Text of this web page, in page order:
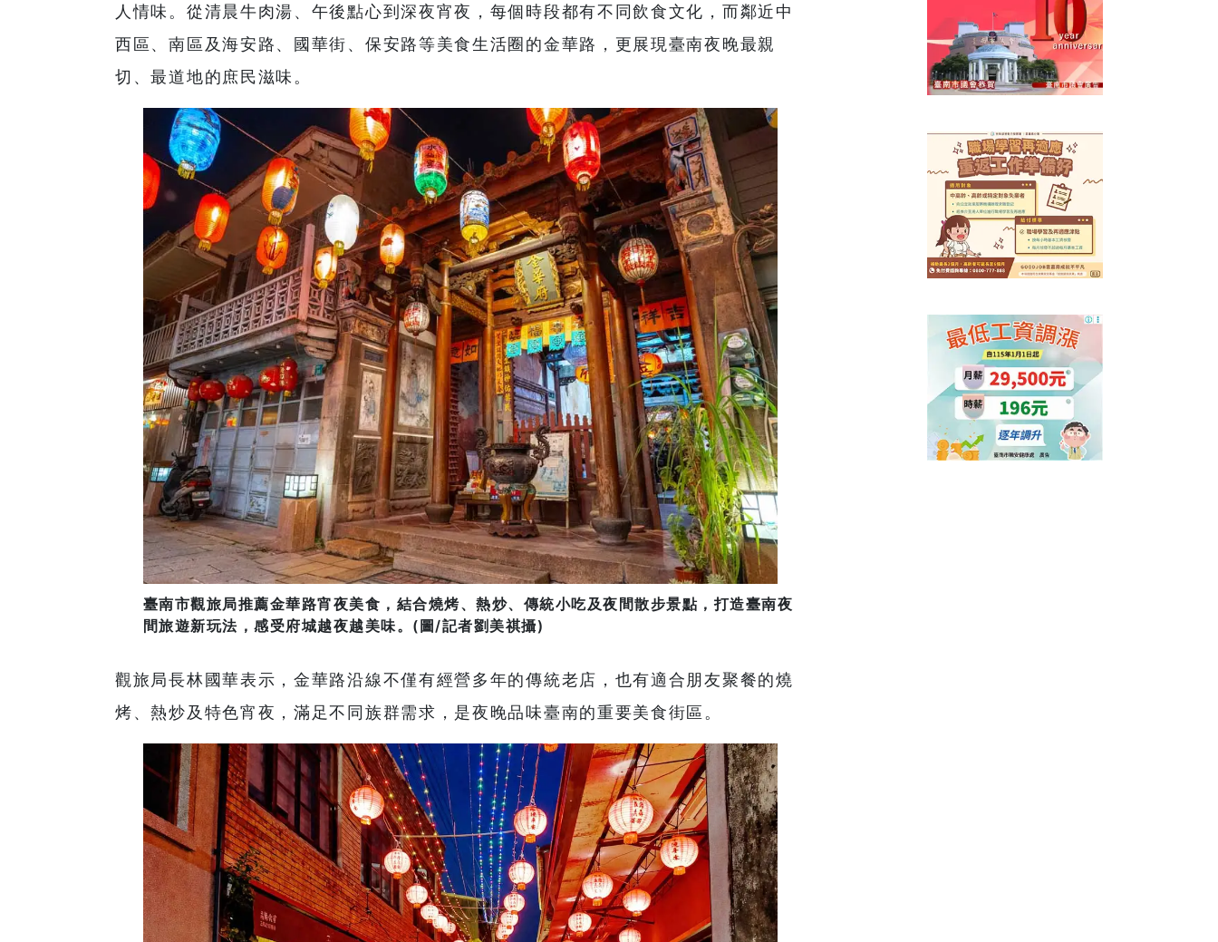
人情味。從清晨牛肉湯、午後點心到深夜宵夜，每個時段都有不同飲食文化，而鄰近中
西區、南區及海安路、國華街、保安路等美食生活圈的金華路，更展現臺南夜晚最親
切、最道地的庶民滋味。
臺南市觀旅局推薦金華路宵夜美食，結合燒烤、熱炒、傳統小吃及夜間散步景點，打造臺南夜
間旅遊新玩法，感受府城越夜越美味。(圖/記者劉美祺攝)
觀旅局長林國華表示，金華路沿線不僅有經營多年的傳統老店，也有適合朋友聚餐的燒
烤、熱炒及特色宵夜，滿足不同族群需求，是夜晚品味臺南的重要美食街區。